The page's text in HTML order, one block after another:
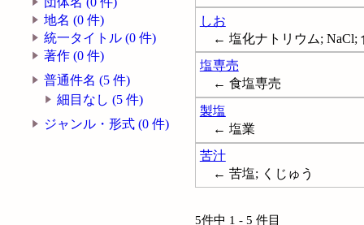
地名 (0 件)
統一タイトル (0 件)
著作 (0 件)
普通件名 (5 件)
細目なし (5 件)
ジャンル・形式 (0 件)
しお
← 塩化ナトリウム; NaCl;
塩専売
← 食塩専売
製塩
← 塩業
苦汁
← 苦塩; くじゅう
5件中 1 - 5 件目